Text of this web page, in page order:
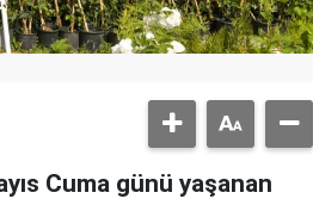
Cuma günü yaşanan